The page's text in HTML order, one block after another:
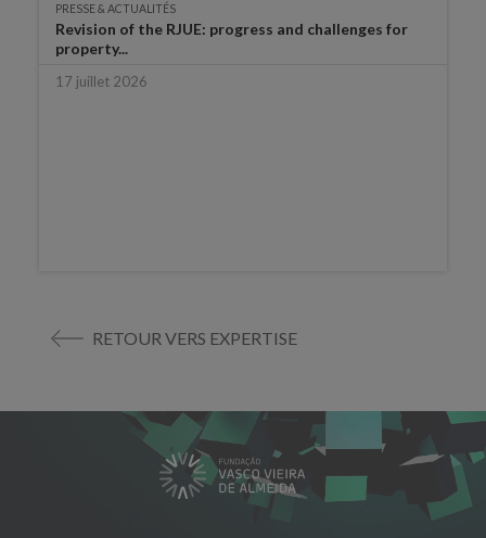
PRESSE & ACTUALITÉS
Revision of the RJUE: progress and challenges for
property...
17 juillet 2026
RETOUR VERS EXPERTISE